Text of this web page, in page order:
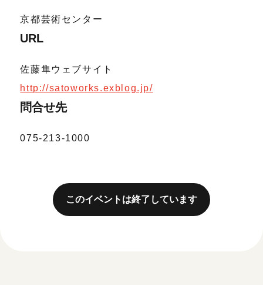
京都芸術センター
URL
佐藤隼ウェブサイト
http://satoworks.exblog.jp/
問合せ先
075-213-1000
このイベントは終了しています